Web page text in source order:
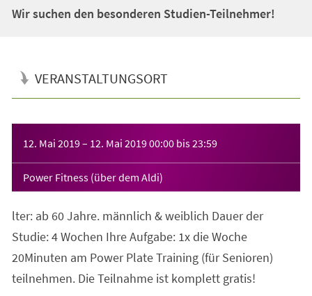
Wir suchen den besonderen Studien-Teilnehmer!
VERANSTALTUNGSORT
12. Mai 2019– 12. Mai 201900:00 bis23:59
Power Fitness (über dem Aldi)
lter: ab 60 Jahre. männlich & weiblich Dauer der
Studie: 4 Wochen Ihre Aufgabe: 1x die Woche
20Minuten am Power Plate Training (für Senioren)
teilnehmen. Die Teilnahme ist komplett gratis!